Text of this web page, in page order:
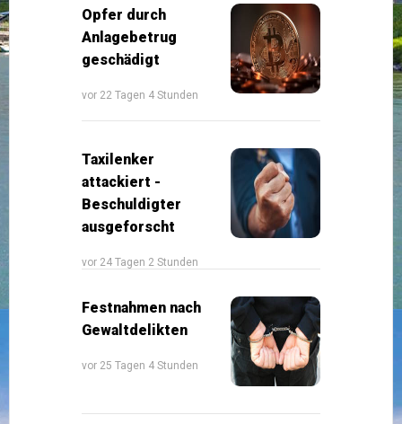
Opfer durch
Anlagebetrug
geschädigt
vor 22 Tagen 4 Stunden
Taxilenker
attackiert -
Beschuldigter
ausgeforscht
vor 24 Tagen 2 Stunden
Festnahmen nach
Gewaltdelikten
vor 25 Tagen 4 Stunden